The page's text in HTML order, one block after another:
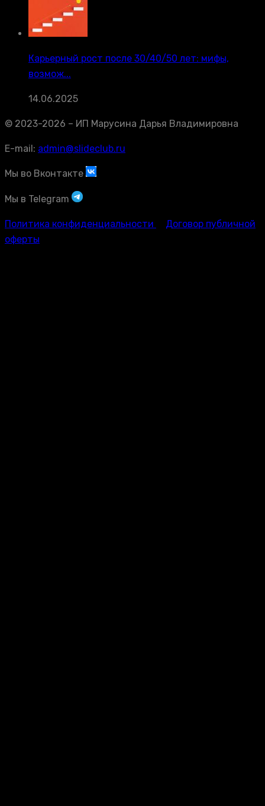
Карьерный рост после 30/40/50 лет: мифы,
возмож...
14.06.2025
© 2023-2026 – ИП Марусина Дарья Владимировна
E-mail: admin@slideclub.ru
Мы во Вконтакте
Мы в Telegram
Политика конфиденциальности
Договор публичной
оферты